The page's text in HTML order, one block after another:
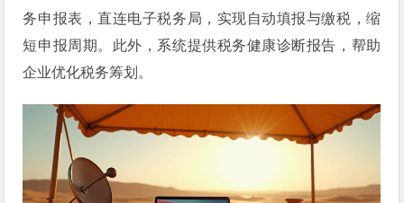
务申报表，直连电子税务局，实现自动填报与缴税，缩
短申报周期。此外，系统提供税务健康诊断报告，帮助
企业优化税务筹划。